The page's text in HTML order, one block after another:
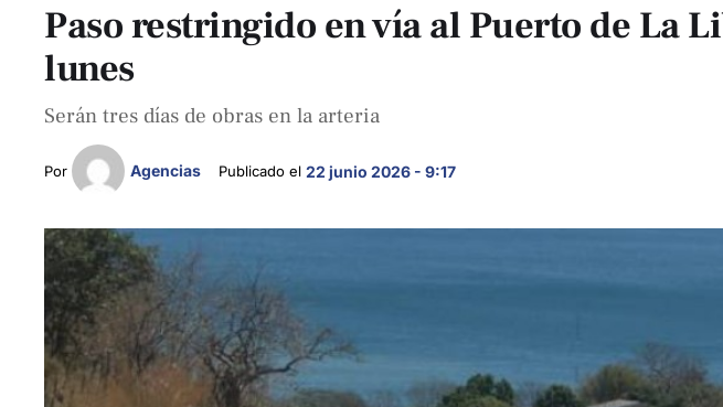
Paso restringido en vía al Puerto de La
lunes
Serán tres días de obras en la arteria
Por Agencias Publicado el 22 junio 2026 - 9:17